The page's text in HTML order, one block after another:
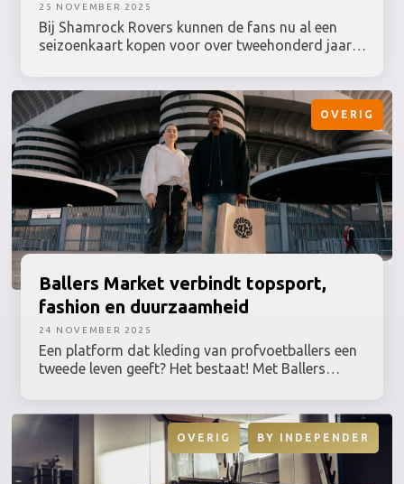
Bij Shamrock Rovers kunnen de fans nu al een
seizoenkaart kopen voor over tweehonderd jaar.
25 NOVEMBER 2025
Ballers Market verbindt topsport,
fashion en duurzaamheid
Een platform dat kleding van profvoetballers een
tweede leven geeft? Het bestaat! Met Ballers
de weg. Op 29 november opent Ballers Market een
pop-up store in Rotterdam, waar topsport,
fashion en duurzaamheid samenkomen.
OVERIG
24 NOVEMBER 2025
OVERIG BY INDEPENDER